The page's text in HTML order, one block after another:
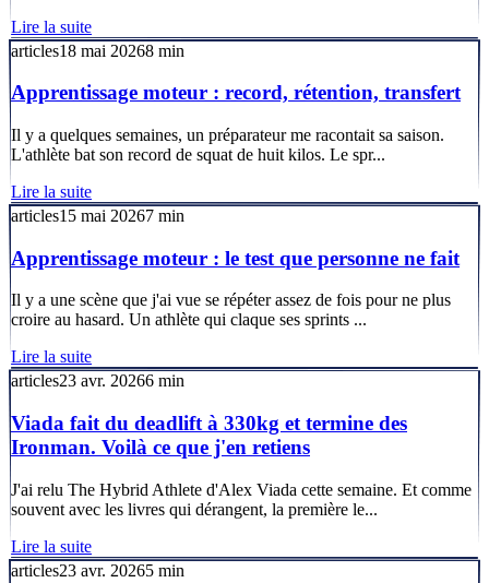
Lire la suite
articles18 mai 20268 min
Apprentissage moteur : record, rétention, transfert
Il y a quelques semaines, un préparateur me racontait sa saison.
L'athlète bat son record de squat de huit kilos. Le spr...
Lire la suite
articles15 mai 20267 min
Apprentissage moteur : le test que personne ne fait
Il y a une scène que j'ai vue se répéter assez de fois pour ne plus
croire au hasard. Un athlète qui claque ses sprints ...
Lire la suite
articles23 avr. 20266 min
Viada fait du deadlift à 330kg et termine des
Ironman. Voilà ce que j'en retiens
J'ai relu The Hybrid Athlete d'Alex Viada cette semaine. Et comme
souvent avec les livres qui dérangent, la première le...
Lire la suite
articles23 avr. 20265 min